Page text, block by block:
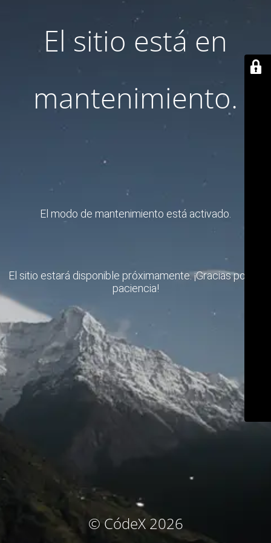
El sitio está en
mantenimiento.
El modo de mantenimiento está activado.
El sitio estará disponible próximamente. ¡Gracias por su
paciencia!
© CódeX 2026